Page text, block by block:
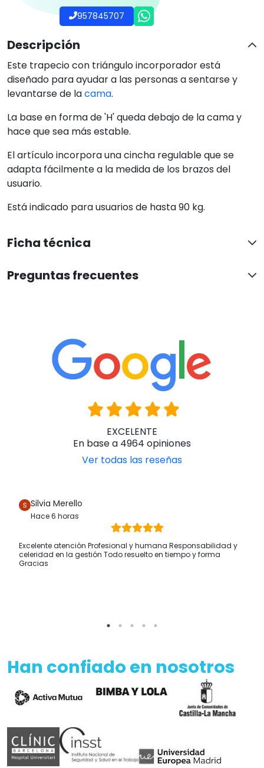
957845707
Descripción
Este trapecio con triángulo incorporador está
diseñado para ayudar a las personas a sentarse y
levantarse de lacama.
La base en forma de 'H' queda debajo de la cama y
hace que sea más estable.
El artículo incorpora una cincha regulable que se
adapta fácilmente a la medida de los brazos del
usuario.
Está indicado para usuarios de hasta 90 kg.
Ficha técnica
Preguntas frecuentes
EXCELENTE
En base a 4964 opiniones
Ver todas las reseñas
Silvia Merello
Hace 6 horas
Excelente atención Profesional y humana Responsabilidad y
celeridad en la gestión Todo resuelto en tiempo y forma
Gracias
Han confiado en nosotros